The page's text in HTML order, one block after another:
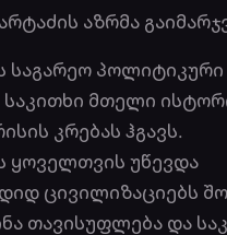
აზრმა
საგარეო პოლიტიკური
მთელი
კრებას ჰგავს.
ყოველთვის უწევდა
ცივილიზაციებს
თავისუფლება და